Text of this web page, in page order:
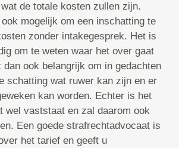
de totale kosten zullen zijn.
mogelijk om een inschatting te
zonder intakegesprek. Het is
om te weten waar het over gaat
dan ook belangrijk om in gedachten
schatting wat ruwer kan zijn en er
kan worden. Echter is het
wel vaststaat en zal daarom ook
Een goede strafrechtadvocaat is
het tarief en geeft u